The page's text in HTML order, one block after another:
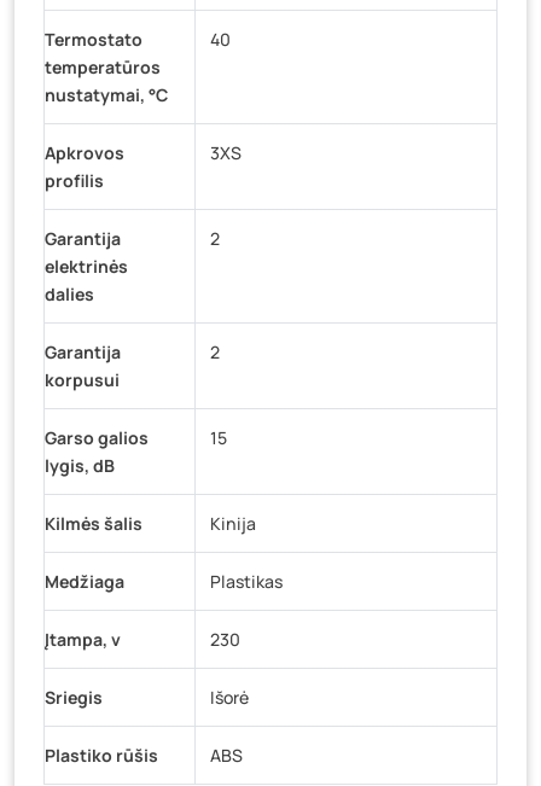
Termostato
temperatūros
nustatymai, °C
40
Apkrovos
profilis
3XS
Garantija
elektrinės
dalies
2
Garantija
korpusui
2
Garso galios
lygis, dB
15
Kilmės šalis Kinija
Medžiaga Plastikas
Įtampa, v 230
Sriegis Išorė
Plastiko rūšis ABS